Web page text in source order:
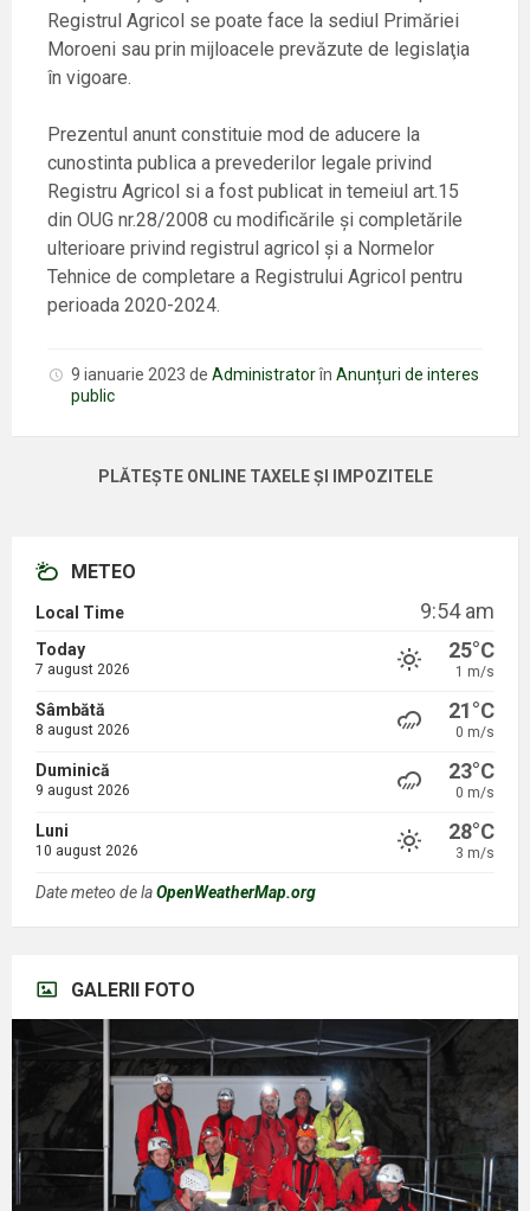
Registrul Agricol se poate face la sediul Primăriei
Moroeni sau prin mijloacele prevăzute de legislaţia
în vigoare.
Prezentul anunt constituie mod de aducere la
cunostinta publica a prevederilor legale privind
Registru Agricol si a fost publicat in temeiul art.15
din OUG nr.28/2008 cu modificările şi completările
ulterioare privind registrul agricol şi a Normelor
Tehnice de completare a Registrului Agricol pentru
perioada 2020-2024.
9 ianuarie 2023 de Administratorîn Anunțuri de interes
public
PLĂTEȘTE ONLINE TAXELE ȘI IMPOZITELE
METEO
Local Time 9:54 am
Today
7 august 2026
25°C
1 m/s
Sâmbătă
8 august 2026
21°C
0 m/s
Duminică
9 august 2026
23°C
0 m/s
Luni
10 august 2026
28°C
3 m/s
Date meteo de laOpenWeatherMap.org
GALERII FOTO